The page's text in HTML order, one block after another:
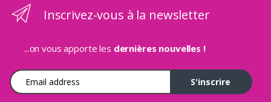
Inscrivez-vous à la newsletter
...on vous apporte les dernières nouvelles !
Adresse e-mail
S'inscrire